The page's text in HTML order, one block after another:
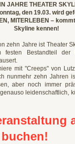
JAHRE THEATER
den 19.03. wird
MITERLEBEN –
Skyline kennen!
zehn Jahre ist Theater
Bestandteil der
mit "Creeps" von
nunmehr zehn Jahren
aber noch immer
leidenschaftlich,